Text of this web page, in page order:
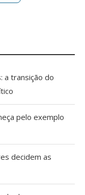
a transição do
pelo exemplo
decidem as